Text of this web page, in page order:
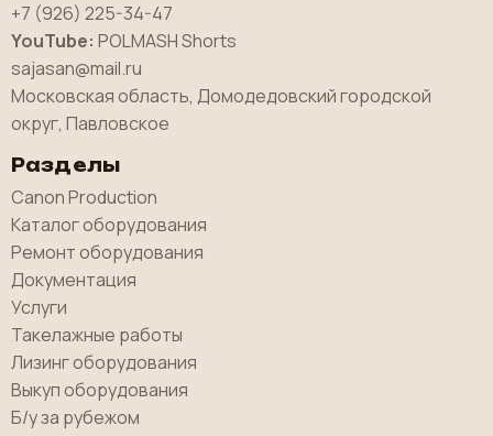
+7 (926) 225-34-47
YouTube: POLMASH Shorts
sajasan@mail.ru
Московская область, Домодедовский городской
округ, Павловское
Разделы
Canon Production
Каталог оборудования
Ремонт оборудования
Документация
Услуги
Такелажные работы
Лизинг оборудования
Выкуп оборудования
Б/у за рубежом